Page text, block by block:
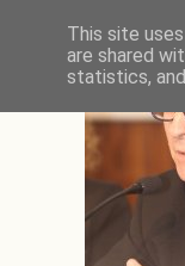
This site
are shared
statistics,